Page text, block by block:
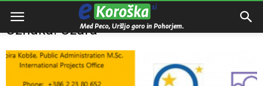
Domov Ozara
Oznaka: Ozara